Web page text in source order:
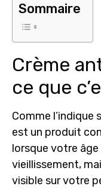
Sommaire
Crème
ce que
Comme l’indique
est un produit
lorsque votre âge
vieillissement,
visible sur votre